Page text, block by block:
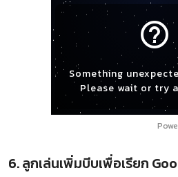
help_outline
Something
Please wait or try
6. ลูกเล่นเพิ่มบีบเพื่อเรียก